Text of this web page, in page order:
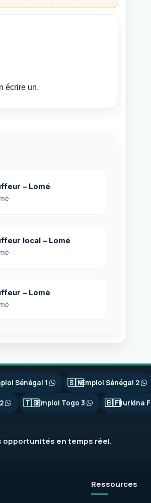
écrire un.
– Lomé
local – Lomé
– Lomé
Sénégal 1 🇸🇳Emploi Sénégal 2
🇹🇬Emploi Togo 3 🇧🇫Burkina
opportunités en temps réel.
Ressources